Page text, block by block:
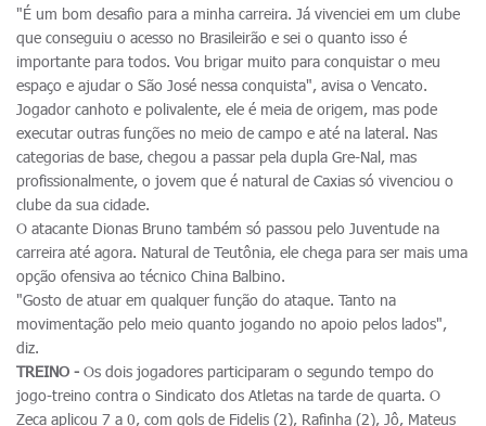
"É um bom desafio para a minha carreira. Já vivenciei em um clube
que conseguiu o acesso no Brasileirão e sei o quanto isso é
importante para todos. Vou brigar muito para conquistar o meu
espaço e ajudar o São José nessa conquista", avisa o Vencato.
Jogador canhoto e polivalente, ele é meia de origem, mas pode
executar outras funções no meio de campo e até na lateral. Nas
categorias de base, chegou a passar pela dupla Gre-Nal, mas
profissionalmente, o jovem que é natural de Caxias só vivenciou o
clube da sua cidade.
O atacante Dionas Bruno também só passou pelo Juventude na
carreira até agora. Natural de Teutônia, ele chega para ser mais uma
opção ofensiva ao técnico China Balbino.
"Gosto de atuar em qualquer função do ataque. Tanto na
movimentação pelo meio quanto jogando no apoio pelos lados",
diz.
TREINO - Os dois jogadores participaram o segundo tempo do
jogo-treino contra o Sindicato dos Atletas na tarde de quarta. O
Zeca aplicou 7 a 0, com gols de Fidelis (2), Rafinha (2), Jô, Mateus